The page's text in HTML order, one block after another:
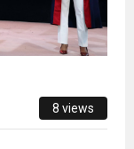
8 views